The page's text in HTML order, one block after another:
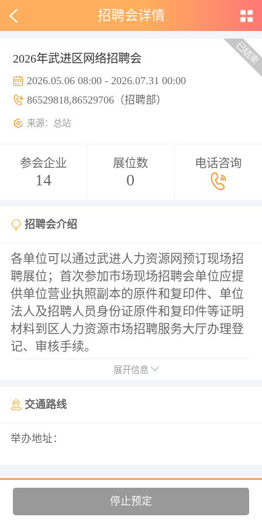
招聘会详情
2026年武进区网络招聘会
2026.05.06 08:00 - 2026.07.31 00:00
86529818,86529706（招聘部）
来源：总站
参会企业
14
展位数
0
电话咨询
招聘会介绍
各单位可以通过武进人力资源网预订现场招
聘展位； 首次参加市场现场招聘会单位应提
供单位营业执照副本的原件和复印件、单位
法人及招聘人员身份证原件和复印件等证明
材料到区人力资源市场招聘服务大厅办理登
记、审核手续。
展开信息
交通路线
举办地址：
停止预定